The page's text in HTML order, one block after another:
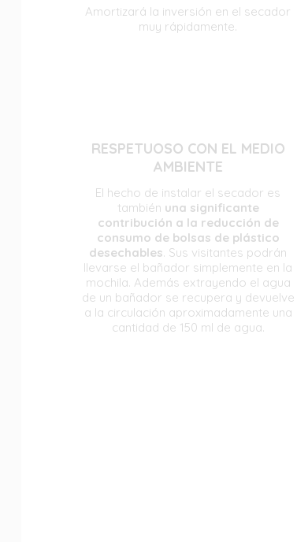
Amortizará la inversión en el secador
muy rápidamente.
RESPETUOSO CON EL MEDIO
AMBIENTE
El hecho de instalar el secador es
también una significante
contribución a la reducción de
consumo de bolsas de plástico
desechables. Sus visitantes podrán
llevarse el bañador simplemente en la
mochila. Además extrayendo el agua
de un bañador se recupera y devuelve
a la circulación aproximadamente una
cantidad de 150 ml de agua.